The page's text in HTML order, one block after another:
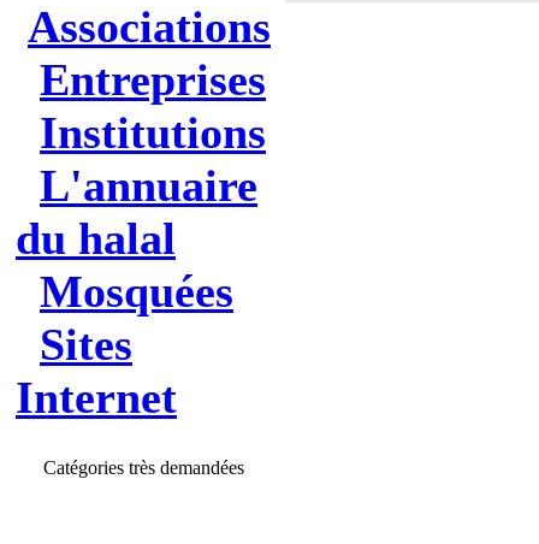
Associations
Entreprises
Institutions
L'annuaire
du halal
Mosquées
Sites
Internet
Catégories très demandées